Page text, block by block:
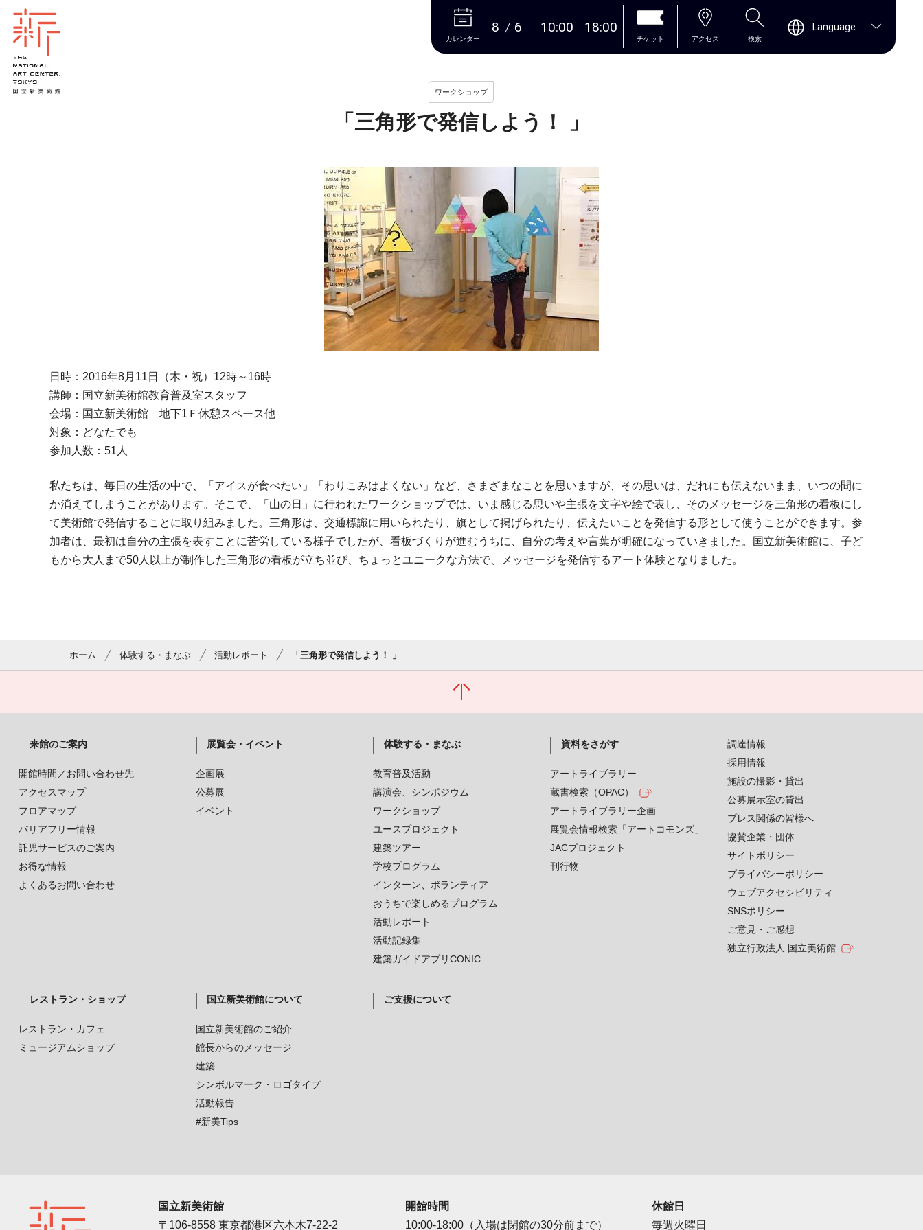
本文へ
カレンダー
8 6 10:00 18:00
チケット アクセス 検索
Language
ワークショップ
「三角形で発信しよう！ 」
日時：2016年8月11日（木・祝）12時～16時
講師：国立新美術館教育普及室スタッフ
会場：国立新美術館 地下1Ｆ休憩スペース他
対象：どなたでも
参加人数：51人
私たちは、毎日の生活の中で、「アイスが食べたい」「わりこみはよくない」など、さまざまなことを思いますが、その思いは、だれにも伝えないまま、いつの間に
か消えてしまうことがあります。そこで、「山の日」に行われたワークショップでは、いま感じる思いや主張を文字や絵で表し、そのメッセージを三角形の看板にし
て美術館で発信することに取り組みました。三角形は、交通標識に用いられたり、旗として掲げられたり、伝えたいことを発信する形として使うことができます。参
加者は、最初は自分の主張を表すことに苦労している様子でしたが、看板づくりが進むうちに、自分の考えや言葉が明確になっていきました。国立新美術館に、子ど
もから大人まで50人以上が制作した三角形の看板が立ち並び、ちょっとユニークな方法で、メッセージを発信するアート体験となりました。
ホーム 体験する・まなぶ 活動レポート 「三角形で発信しよう！ 」
来館のご案内
開館時間／お問い合わせ先
アクセスマップ
フロアマップ
バリアフリー情報
託児サービスのご案内
お得な情報
よくあるお問い合わせ
展覧会・イベント
企画展
公募展
イベント
体験する・まなぶ
教育普及活動
講演会、シンポジウム
ワークショップ
ユースプロジェクト
建築ツアー
学校プログラム
インターン、ボランティア
おうちで楽しめるプログラム
活動レポート
活動記録集
建築ガイドアプリCONIC
資料をさがす
アートライブラリー
蔵書検索（OPAC）
アートライブラリー企画
展覧会情報検索「アートコモンズ」
JACプロジェクト
刊行物
レストラン・ショップ
レストラン・カフェ
ミュージアムショップ
国立新美術館について
国立新美術館のご紹介
館長からのメッセージ
建築
シンボルマーク・ロゴタイプ
活動報告
#新美Tips
ご支援について
調達情報
採用情報
施設の撮影・貸出
公募展示室の貸出
プレス関係の皆様へ
協賛企業・団体
サイトポリシー
プライバシーポリシー
ウェブアクセシビリティ
SNSポリシー
ご意見・ご感想
独立行政法人 国立美術館
国立新美術館
〒106-8558 東京都港区六本木7-22-2
開館時間
10:00-18:00（入場は閉館の30分前まで）
休館日
毎週火曜日